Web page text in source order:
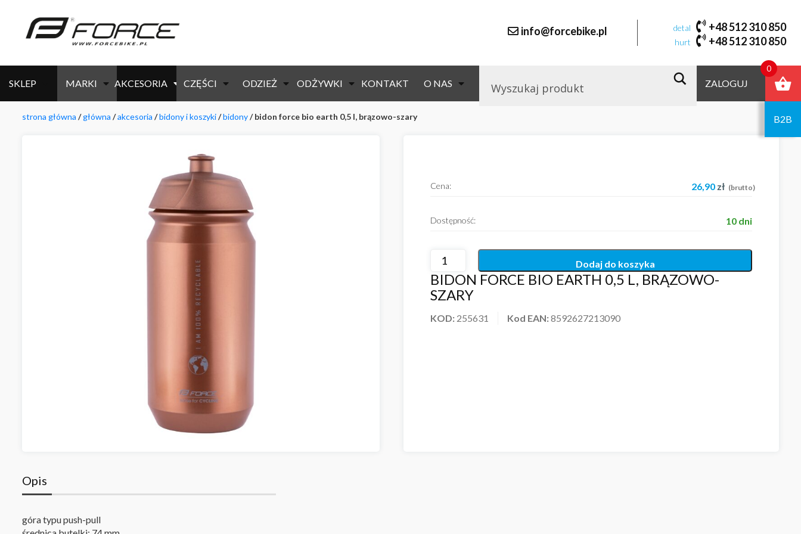
info@forcebike.pl detal +48 512 310 850
hurt +48 512 310 850
SKLEP MARKI AKCESORIA CZĘŚCI ODZIEŻ ODŻYWKI KONTAKT O NAS ZALOGUJ
B2B
strona główna /główna /akcesoria /bidony i koszyki/bidony/ bidon force bio earth 0,5 l, brązowo-szary
BIDON FORCE BIO EARTH 0,5 L, BRĄZOWO-
SZARY
KOD: 255631 Kod EAN:8592627213090
Cena: 26,90 zł (brutto)
Dostępność: 10 dni
Dodaj do koszyka
Opis
góra typu push-pull
0